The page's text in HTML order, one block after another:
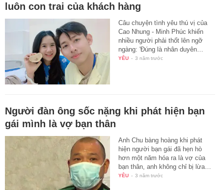
luôn con trai của khách hàng
Câu chuyện tình yêu thú vị của
Cao Nhung - Minh Phúc khiến
nhiều người phải thốt lên ngỡ
ngàng: 'Đúng là nhân duyên…
YÊU - 3 năm trước
Người đàn ông sốc nặng khi phát hiện bạn
gái mình là vợ bạn thân
Anh Chu bàng hoàng khi phát
hiện người bạn gái đã hẹn hò
hơn một năm hóa ra là vợ của
bạn thân, anh không chỉ bị lừa…
YÊU - 3 năm trước